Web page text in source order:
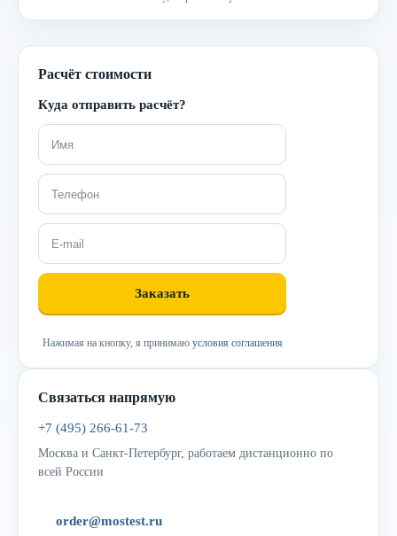
Расчёт стоимости
Куда отправить расчёт?
Нажимая на кнопку, я принимаю условия соглашения
Связаться напрямую
+7 (495) 266-61-73
Москва и Санкт-Петербург, работаем дистанционно по
всей России
order@mostest.ru